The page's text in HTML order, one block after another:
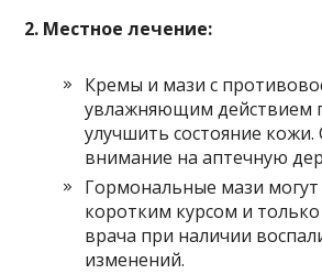
2. Местное лечение:
Кремы и мази с
увлажняющим действием
улучшить состояние
внимание на аптечную
Гормональные мази могут
коротким курсом и
врача при наличии
изменений.